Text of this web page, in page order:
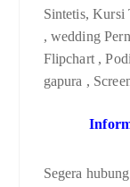
Sintetis, Kursi
, wedding
Flipchart ,
gapura ,
Segera